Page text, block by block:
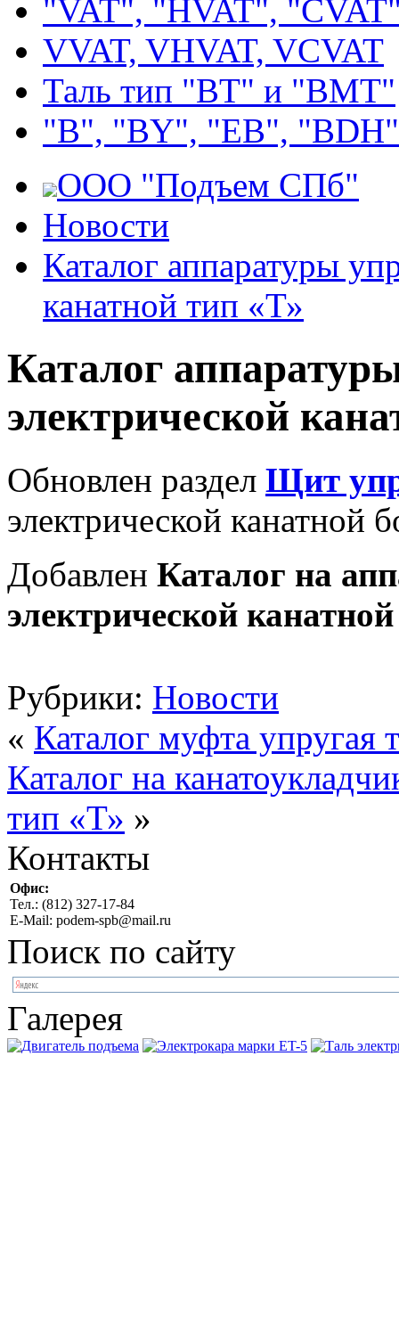
"VAT", "HVAT",
VVAT, VHVAT, VCVAT
Таль тип "BT" и "BMT"
"В", "BY", "EВ", "BDH"
ООО "Подъем СПб"
Новости
Каталог аппаратуры
канатной тип «Т»
Каталог
электрической
Обновлен раздел Щит
электрической канатной
Добавлен Каталог на
электрической
Рубрики: Новости
« Каталог муфта упругая
Каталог на
тип «Т» »
Контакты
Офис:
Тел.: (812) 327-17-84
E-Mail: podem-spb@mail.ru
Поиск по сайту
Галерея